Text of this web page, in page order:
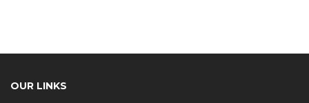
OUR LINKS